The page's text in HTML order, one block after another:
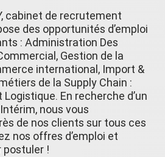
cabinet de recrutement
des opportunités d’emploi
: Administration Des
Gestion de la
international, Import &
de la Supply Chain :
En recherche d’un
nous vous
de nos clients sur tous ces
nos offres d’emploi et
postuler !